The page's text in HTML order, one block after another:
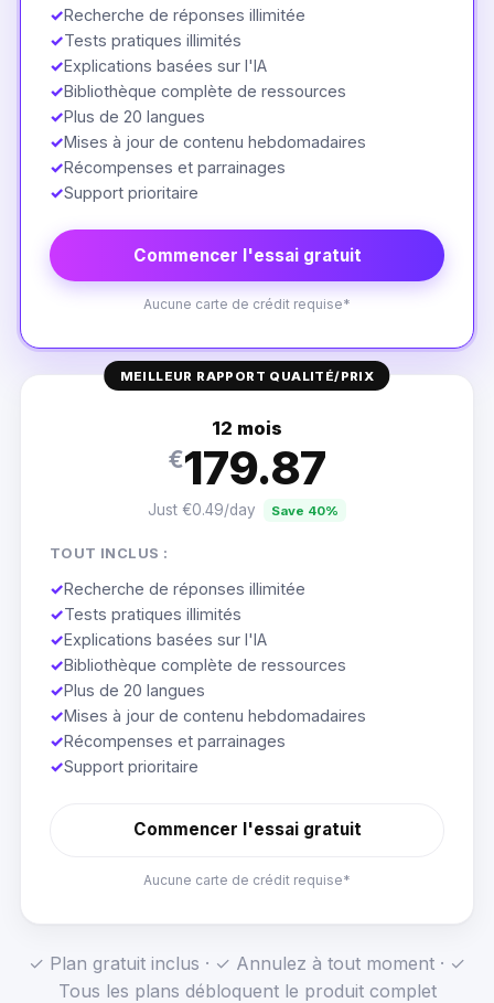
✓Recherche de réponses illimitée
✓Tests pratiques illimités
✓Explications basées sur l'IA
✓Bibliothèque complète de ressources
✓Plus de 20 langues
✓Mises à jour de contenu hebdomadaires
✓Récompenses et parrainages
✓Support prioritaire
Commencer l'essai gratuit
Aucune carte de crédit requise*
MEILLEUR RAPPORT QUALITÉ/PRIX
12 mois
€179.87
Just €0.49/day Save 40%
TOUT INCLUS :
✓Recherche de réponses illimitée
✓Tests pratiques illimités
✓Explications basées sur l'IA
✓Bibliothèque complète de ressources
✓Plus de 20 langues
✓Mises à jour de contenu hebdomadaires
✓Récompenses et parrainages
✓Support prioritaire
Commencer l'essai gratuit
Aucune carte de crédit requise*
✓ Plan gratuit inclus · ✓ Annulez à tout moment · ✓
Tous les plans débloquent le produit complet